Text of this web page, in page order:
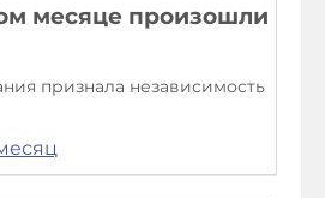
месяце произошли
признала независимость